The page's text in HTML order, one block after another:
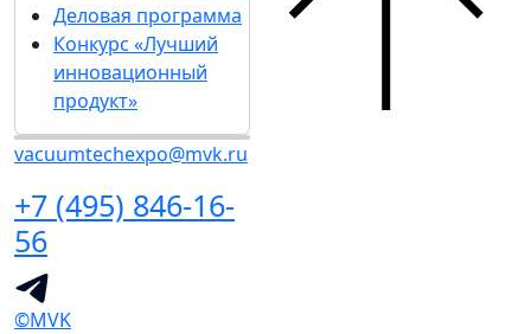
Деловая программа
Конкурс «Лучший
инновационный
продукт»
vacuumtechexpo@mvk.ru
+7 (495) 846-16-
56
©MVK